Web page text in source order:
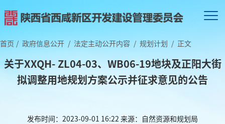
首页 / 政府信息公开 / 法定主动公开内容 / 规划计划 / 正文
关于XXQH- ZL04-03、WB06-19地块及正阳大街
拟调整用地规划方案公示并征求意见的公告
发布时间：2023-09-01 16:22 来源：自然资源和规划局